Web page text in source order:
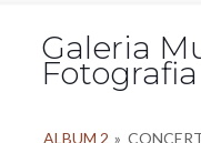
Galeria
Fotografia
ALBUM 2 »